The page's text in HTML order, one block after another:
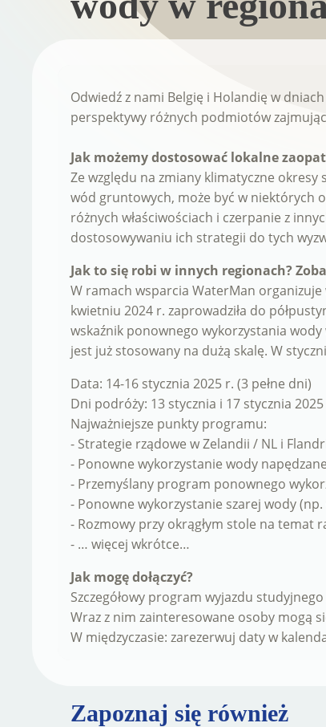
Odwiedź z nami Belgię i Holandię w
perspektywy różnych podmiotów
Jak możemy dostosować lokalne
Ze względu na zmiany klimatyczne okresy
wód gruntowych, może być w niektórych
różnych właściwościach i czerpanie z
dostosowywaniu ich strategii do tych
Jak to się robi w innych regionach?
W ramach wsparcia WaterMan
kwietniu 2024 r. zaprowadziła do
wskaźnik ponownego wykorzystania
jest już stosowany na dużą skalę. W
Data: 14-16 stycznia 2025 r. (3 pełne dni)
Dni podróży: 13 stycznia i 17 stycznia
Najważniejsze punkty programu:
- Strategie rządowe w Zelandii / NL i
- Ponowne wykorzystanie wody
- Przemyślany program ponownego
- Ponowne wykorzystanie szarej wody
- Rozmowy przy okrągłym stole na temat
- … więcej wkrótce…
Jak mogę dołączyć?
Szczegółowy program wyjazdu
Wraz z nim zainteresowane osoby mogą
W międzyczasie: zarezerwuj daty w
Zapoznaj się również